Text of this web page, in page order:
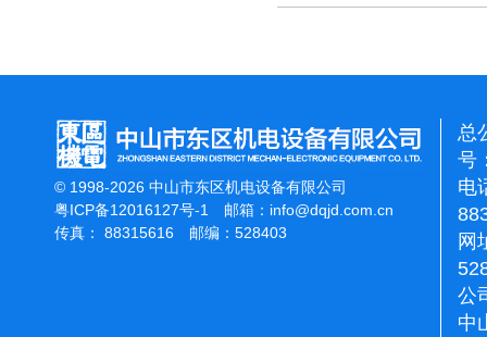
© 1998-2026 中山市东区机电设备有限公司
粤ICP备12016127号-1
邮箱： info@dqjd.com.cn
传真： 88315616 邮编：528403
总
号
电
网
公
中